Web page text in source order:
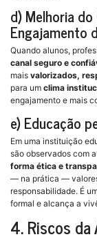
d) Melhoria
Engajamento
Quando alunos,
canal seguro e
mais valorizados,
para um clima
engajamento e mais
e) Educação
Em uma instituição
são observados com
forma ética e
— na prática —
responsabilidade. É
formal e alcança a
4. Riscos da